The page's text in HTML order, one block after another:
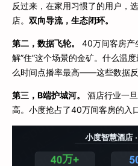
反过来，在家用习惯了的用户，
店。 双向导流，生态闭环。
第二，数据飞轮。
40万间客房产
解”住”这个场景的金矿。什么温
么时间点播率最高——这些数据反
第三，B端护城河。
酒店行业一
高。小度抢占了40万间客房的入